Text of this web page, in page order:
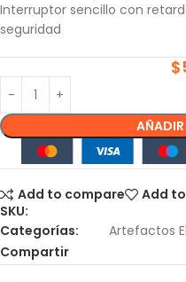
Interruptor sencillo con
seguridad
$
Add to compare
Add
SKU:
Categorías:
Artefactos
Compartir